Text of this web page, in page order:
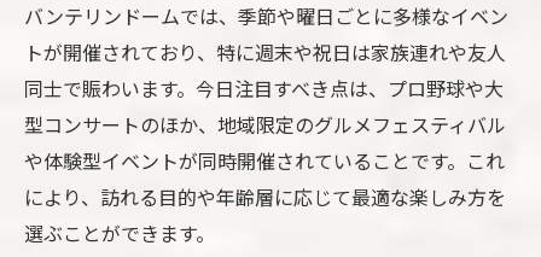
明日も楽しめる愛知県バンテリンドーム注目催
し
バンテリンドームイベント明日のおすすめ
内容
明日開催予定イベントの楽しみ方紹介
愛知県バンテリンドーム注目催し最新トレ
バンテリンドームでは、季節や曜日ごとに多様なイベン
トが開催されており、特に週末や祝日は家族連れや友人
同士で賑わいます。今日注目すべき点は、プロ野球や大
型コンサートのほか、地域限定のグルメフェスティバル
や体験型イベントが同時開催されていることです。これ
により、訪れる目的や年齢層に応じて最適な楽しみ方を
選ぶことができます。